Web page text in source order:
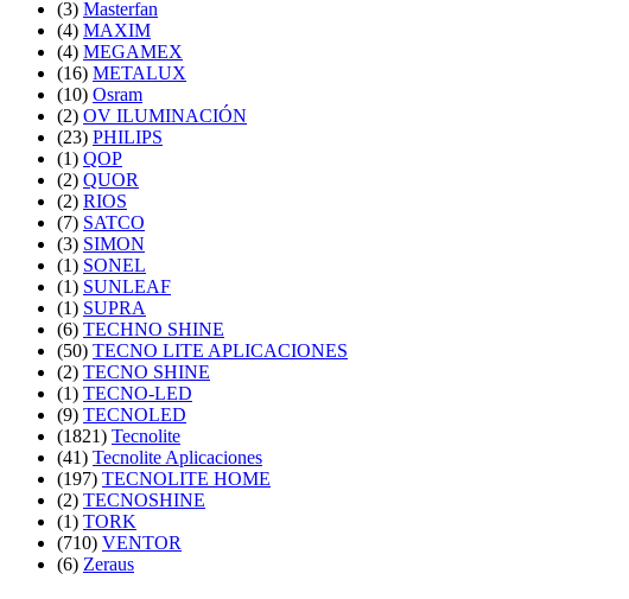
(3) Masterfan
(4) MAXIM
(4) MEGAMEX
(16) METALUX
(10) Osram
(2) OV ILUMINACIÓN
(23) PHILIPS
(1) QOP
(2) QUOR
(2) RIOS
(7) SATCO
(3) SIMON
(1) SONEL
(1) SUNLEAF
(1) SUPRA
(6) TECHNO SHINE
(50) TECNO LITE APLICACIONES
(2) TECNO SHINE
(1) TECNO-LED
(9) TECNOLED
(1821) Tecnolite
(41) Tecnolite Aplicaciones
(197) TECNOLITE HOME
(2) TECNOSHINE
(1) TORK
(710) VENTOR
(6) Zeraus